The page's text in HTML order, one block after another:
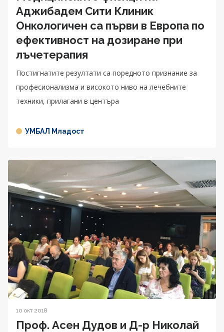
Аджибадем Сити Клиник
Онкологичен са първи в Европа по
ефективност на дозиране при
лъчетерапия
Постигнатите резултати са поредното признание за
професионализма и високото ниво на лечебните
техники, прилагани в центъра
УМБАЛ Младост
10 окт 2018
Проф. Асен Дудов и Д-р Николай